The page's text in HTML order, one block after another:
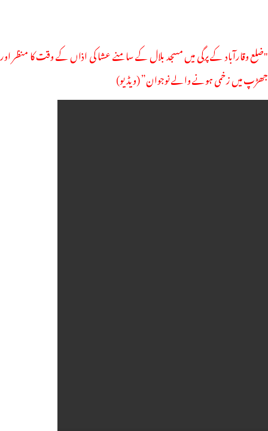
"ضلع وقارآباد کے پرگی میں مسجد بلال کے سامنے عشا کی اذاں کے وقت کا منظر اور
جھڑپ میں زخمی ہونے والے نوجوان” (ویڈیو)